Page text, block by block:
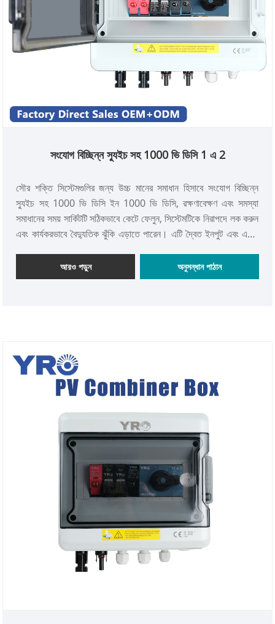
সংযোগ বিচ্ছিন্ন স্যুইচ সহ 1000 ভি ডিসি 1 এ 2
সৌর শক্তি সিস্টেমগুলির জন্য উচ্চ মানের সমাধান হিসাবে সংযোগ বিচ্ছিন্ন
স্যুইচ সহ 1000 ভি ডিসি ইন 1000 ভি ডিসি, রক্ষণাবেক্ষণ এবং সমস্যা
সমাধানের সময় সার্কিটটি সঠিকভাবে কেটে ফেলুন, সিস্টেমটিকে নিরাপদে লক করুন
এবং কার্যকরভাবে বৈদ্যুতিক ঝুঁকি এড়াতে পারেন। এটি দ্বৈত ইনপুট এবং একক
অ্যাক্সেসের জন্য উপযুক্ত, বিভিন্ন অ্যাপ্লিকেশন দৃশ্যের জন্য উপযুক্ত।
বাক্সটি উচ্চমানের জলরোধী এবং ওয়েদারপ্রুফ উপকরণ দিয়ে তৈরি, পরিবেশগত
আরও পড়ুন অনুসন্ধান পাঠান